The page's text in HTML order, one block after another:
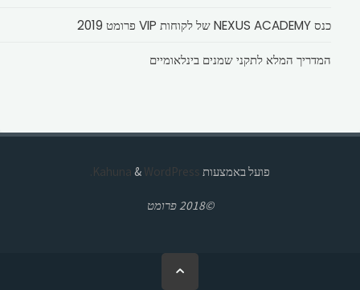
כנס NEXUS ACADEMY של לקוחות VIP פרומט 2019
המדריך המלא לתקני שמנים בינלאומיים
פועל באמצעות & WordPress.
©2018 פרומט
בחזרה